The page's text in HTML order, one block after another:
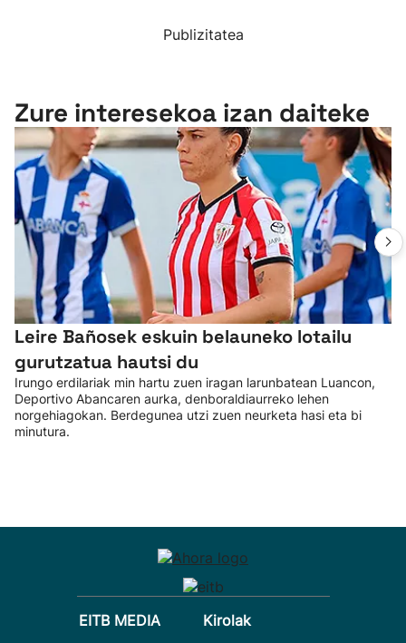
Publizitatea
Zure interesekoa izan daiteke
Leire Bañosek eskuin belauneko lotailu
gurutzatua hautsi du
Irungo erdilariak min hartu zuen iragan larunbatean Luancon,
Deportivo Abancaren aurka, denboraldiaurreko lehen
norgehiagokan. Berdegunea utzi zuen neurketa hasi eta bi
minutura.
EITB MEDIA
Kirolak